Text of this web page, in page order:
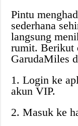
Pintu
sederhana
langsung
rumit. Berikut
GarudaMiles
1. Login ke
akun VIP.
2. Masuk ke